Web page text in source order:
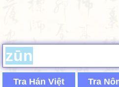
Tra Hán Việt Tra